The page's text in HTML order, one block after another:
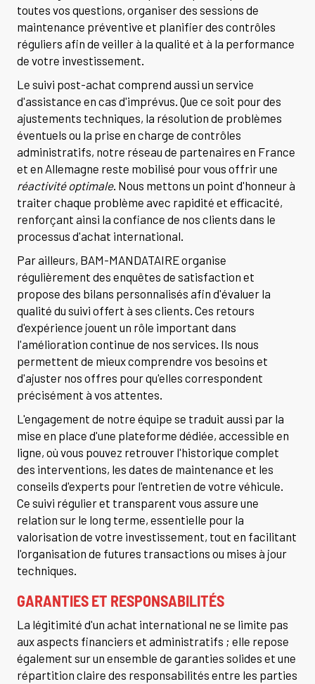
toutes vos questions, organiser des sessions de
maintenance préventive et planifier des contrôles
réguliers afin de veiller à la qualité et à la performance
de votre investissement.
Le suivi post-achat comprend aussi un service
d'assistance en cas d'imprévus. Que ce soit pour des
ajustements techniques, la résolution de problèmes
éventuels ou la prise en charge de contrôles
administratifs, notre réseau de partenaires en France
et en Allemagne reste mobilisé pour vous offrir une
réactivité optimale. Nous mettons un point d'honneur à
traiter chaque problème avec rapidité et efficacité,
renforçant ainsi la confiance de nos clients dans le
processus d'achat international.
Par ailleurs, BAM-MANDATAIRE organise
régulièrement des enquêtes de satisfaction et
propose des bilans personnalisés afin d'évaluer la
qualité du suivi offert à ses clients. Ces retours
d'expérience jouent un rôle important dans
l'amélioration continue de nos services. Ils nous
permettent de mieux comprendre vos besoins et
d'ajuster nos offres pour qu'elles correspondent
précisément à vos attentes.
L'engagement de notre équipe se traduit aussi par la
mise en place d'une plateforme dédiée, accessible en
ligne, où vous pouvez retrouver l'historique complet
des interventions, les dates de maintenance et les
conseils d'experts pour l'entretien de votre véhicule.
Ce suivi régulier et transparent vous assure une
relation sur le long terme, essentielle pour la
valorisation de votre investissement, tout en facilitant
l'organisation de futures transactions ou mises à jour
techniques.
GARANTIES ET RESPONSABILITÉS
La légitimité d'un achat international ne se limite pas
aux aspects financiers et administratifs ; elle repose
également sur un ensemble de garanties solides et une
répartition claire des responsabilités entre les parties